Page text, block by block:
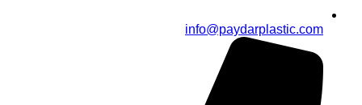
info@paydarplastic.com